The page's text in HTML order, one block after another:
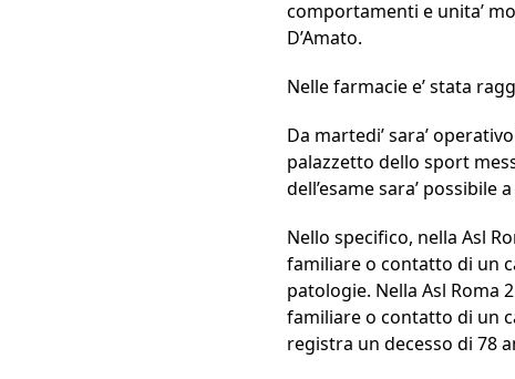
comportamenti e unita’
D’Amato.
Nelle farmacie e’ stata
Da martedi’ sara’
palazzetto dello sport
dell’esame sara’
Nello specifico, nella Asl
familiare o contatto di un
patologie. Nella Asl Roma
familiare o contatto di un
registra un decesso di 78